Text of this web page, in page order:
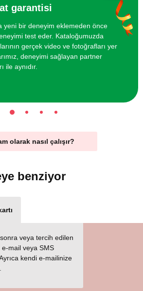
garantisi
yeni bir deneyim eklemeden önce
test eder. Kataloğumuzda
gerçek video ve fotoğrafları yer
deneyimi sağlayan partner
ile aynıdır.
olarak nasıl çalışır?
benziyor
veya tercih edilen
e-mail veya SMS
kendi e-mailinize